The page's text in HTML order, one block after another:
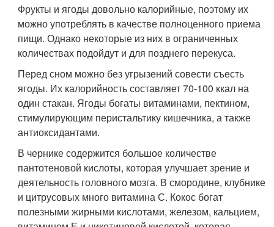
Фрукты и ягоды довольно калорийные, поэтому их
можно употреблять в качестве полноценного приема
пищи. Однако некоторые из них в ограниченных
количествах подойдут и для позднего перекуса.
Перед сном можно без угрызений совести съесть
ягоды. Их калорийность составляет 70-100 ккал на
один стакан. Ягоды богаты витаминами, пектином,
стимулирующим перистальтику кишечника, а также
антиоксидантами.
В чернике содержится большое количестве
пантотеновой кислоты, которая улучшает зрение и
деятельность головного мозга. В смородине, клубнике
и цитрусовых много витамина С. Кокос богат
полезными жирными кислотами, железом, кальцием,